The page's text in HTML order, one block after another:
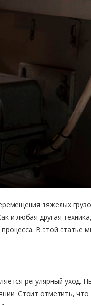
тяжелых
и любая другая
В этой статье
регулярный уход.
Стоит отметить,